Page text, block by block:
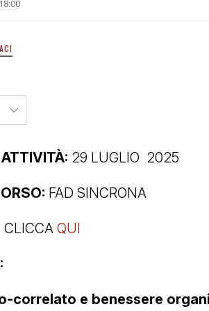
29 LUGLIO 2025
FAD SINCRONA
CLICCA QUI
correlato e benessere